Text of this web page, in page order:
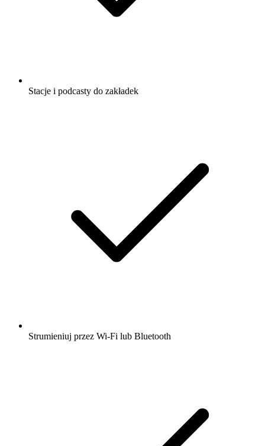
Stacje i podcasty do zakładek
Strumieniuj przez Wi-Fi lub Bluetooth